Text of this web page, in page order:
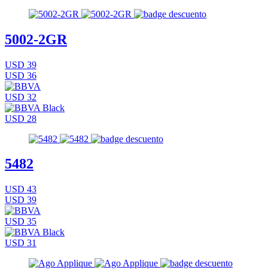
5002-2GR
USD 39
USD 36
USD 32
USD 28
5482
USD 43
USD 39
USD 35
USD 31